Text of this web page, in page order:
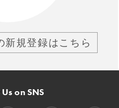
新規登録はこちら
on SNS